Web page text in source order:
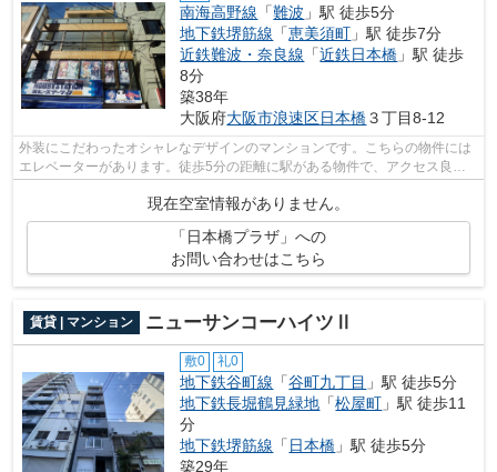
南海高野線 「難波 」駅 徒歩5分
地下鉄堺筋線 「恵美須町 」駅 徒歩7分
近鉄難波・奈良線 「近鉄日本橋 」駅 徒歩
8分
築38年
大阪府大阪市浪速区日本橋３丁目8-12
外装にこだわったオシャレなデザインのマンションです。こちらの物件には
エレベーターがあります。徒歩5分の距離に駅がある物件で、アクセス良好
です。外出が多いあなたにもピッタリ。...
現在空室情報がありません。
「日本橋プラザ」への
お問い合わせはこちら
賃貸 | マンション ニューサンコーハイツⅡ
敷0 礼0
地下鉄谷町線 「谷町九丁目 」駅 徒歩5分
地下鉄長堀鶴見緑地 「松屋町 」駅 徒歩11
分
地下鉄堺筋線 「 日本橋 」駅 徒歩5分
築29年